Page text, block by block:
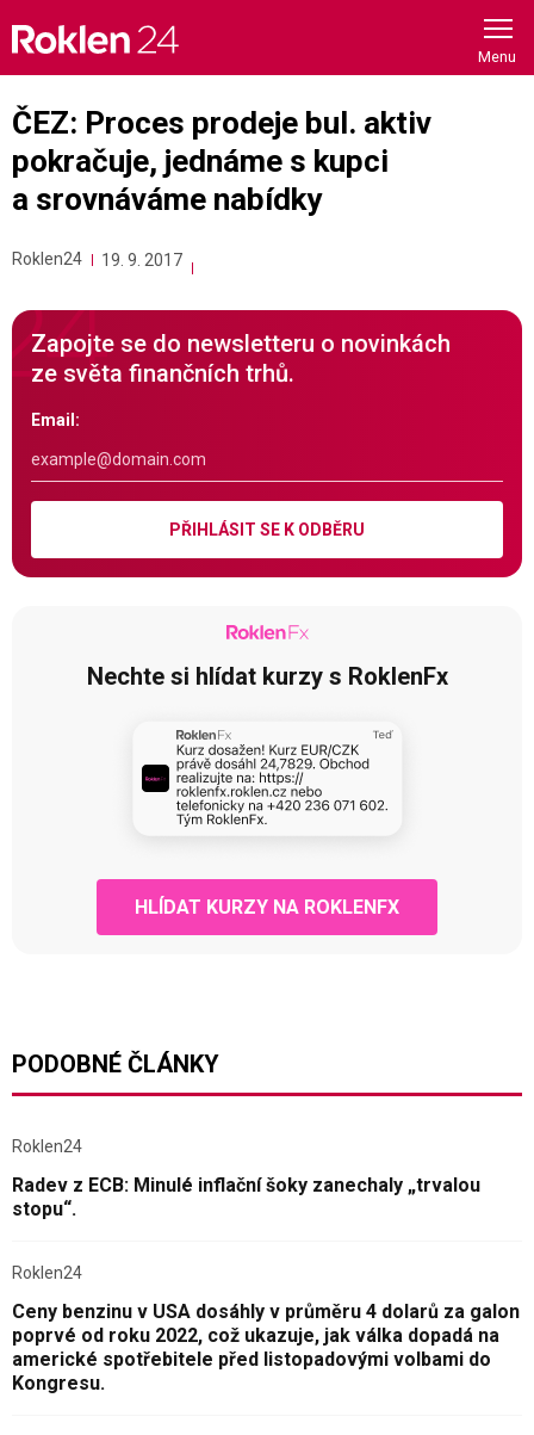
content
ČEZ: Proces prodeje bul. aktiv
pokračuje, jednáme s kupci
a srovnáváme nabídky
Roklen24 19. 9. 2017
Zapojte se do newsletteru o novinkách
ze světa finančních trhů.
Email:
PŘIHLÁSIT SE K ODBĚRU
Nechte si hlídat kurzy s RoklenFx
HLÍDAT KURZY NA ROKLENFX
PODOBNÉ ČLÁNKY
Roklen24
Radev z ECB: Minulé inflační šoky zanechaly „trvalou
stopu“.
Roklen24
Ceny benzinu v USA dosáhly v průměru 4 dolarů za galon
poprvé od roku 2022, což ukazuje, jak válka dopadá na
americké spotřebitele před listopadovými volbami do
Kongresu.